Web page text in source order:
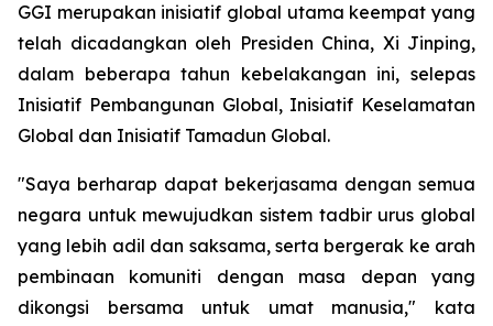
GGI merupakan inisiatif global utama keempat yang
telah dicadangkan oleh Presiden China, Xi Jinping,
dalam beberapa tahun kebelakangan ini, selepas
Inisiatif Pembangunan Global, Inisiatif Keselamatan
Global dan Inisiatif Tamadun Global.
"Saya berharap dapat bekerjasama dengan semua
negara untuk mewujudkan sistem tadbir urus global
yang lebih adil dan saksama, serta bergerak ke arah
pembinaan komuniti dengan masa depan yang
dikongsi bersama untuk umat manusia," kata